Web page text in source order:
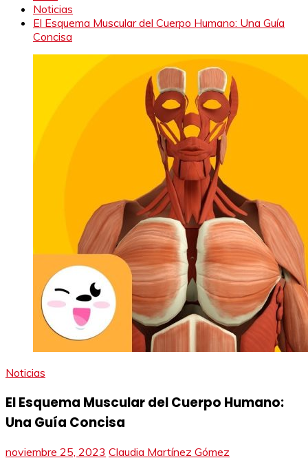
Noticias
El Esquema Muscular del Cuerpo Humano: Una Guía
Concisa
Noticias
El Esquema Muscular del Cuerpo Humano:
Una Guía Concisa
noviembre 25, 2023 Claudia Martínez Gómez